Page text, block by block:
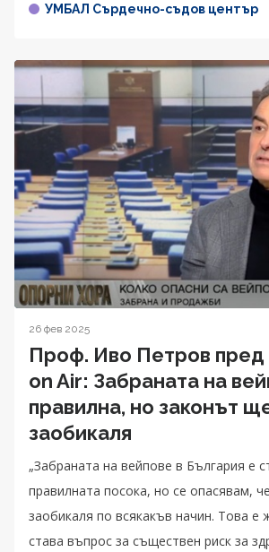
УМБАЛ Сърдечно-съдов център
26 фев 2025
Проф. Иво Петров пред
on Air: Забраната на
правилна, но законът
заобикаля
„Забраната на вейпове в България е
правилната посока, но се опасявам,
заобикаля по всякакъв начин. Това е
става въпрос за съществен риск за